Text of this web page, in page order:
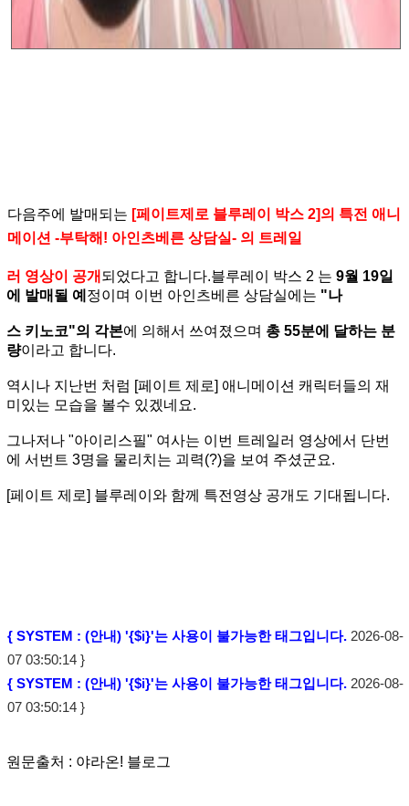
다음주에 발매되는 [페이트제로 블루레이 박스 2]의 특전 애니
메이션 -부탁해! 아인츠베른 상담실- 의 트레일
러 영상이 공개 되었다고 합니다.블루레이 박스 2 는 9월 19일
에 발매될 예 정이며 이번 아인츠베른 상담실에는 "나
스 키노코"의 각본에 의해서 쓰여졌으며 총 55분에 달하는 분
량이라고 합니다.
역시나 지난번 처럼 [페이트 제로] 애니메이션 캐릭터들의 재
미있는 모습을 볼수 있겠네요.
그나저나 "아이리스필" 여사는 이번 트레일러 영상에서 단번
에 서번트 3명을 물리치는 괴력(?)을 보여 주셨군요.
[페이트 제로] 블루레이와 함께 특전영상 공개도 기대됩니다.
{ SYSTEM : (안내) '{$i}'는 사용이 불가능한 태그입니다.2026-08-
07 03:50:14 }
{ SYSTEM : (안내) '{$i}'는 사용이 불가능한 태그입니다.2026-08-
07 03:50:14 }
원문출처 : 야라온! 블로그